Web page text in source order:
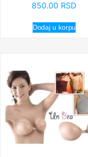
850.00 RSD
Dodaj u korpu